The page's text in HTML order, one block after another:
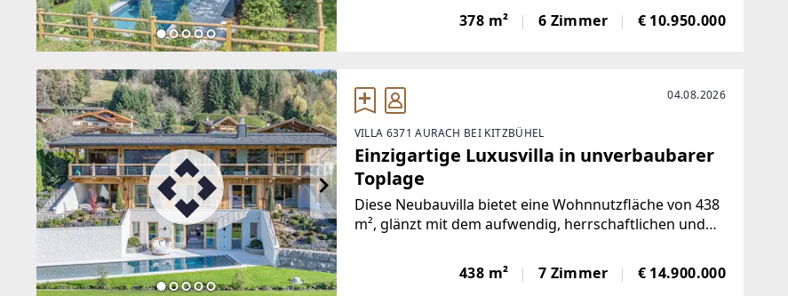
mit begehrtem Freizeitwohnsitz. Eingebettet in die
Berglandschaft der Kitzbüheler Alpen spricht das
378 m² 6 Zimmer € 10.950.000
04.08.2026
VILLA 6371 AURACH BEI KITZBÜHEL
Einzigartige Luxusvilla in unverbaubarer
Toplage
Diese Neubauvilla bietet eine Wohnnutzfläche von 438
m², glänzt mit dem aufwendig, herrschaftlichen und
Anblick sichtbar wird. Es ist der Blick in die Zukunft,
dass die ursprüngliche Architektur bemerkenswert
438 m² 7 Zimmer € 14.900.000